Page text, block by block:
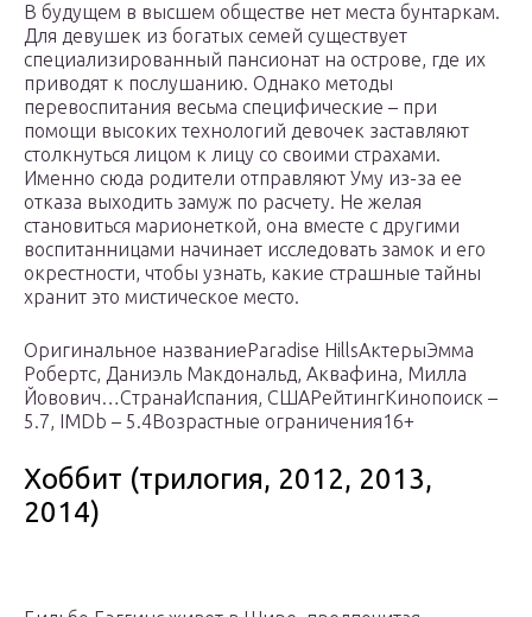
В будущем в высшем обществе нет места бунтаркам.
Для девушек из богатых семей существует
специализированный пансионат на острове, где их
приводят к послушанию. Однако методы
перевоспитания весьма специфические – при
помощи высоких технологий девочек заставляют
столкнуться лицом к лицу со своими страхами.
Именно сюда родители отправляют Уму из-за ее
отказа выходить замуж по расчету. Не желая
становиться марионеткой, она вместе с другими
воспитанницами начинает исследовать замок и его
окрестности, чтобы узнать, какие страшные тайны
хранит это мистическое место.
Оригинальное названиеParadise HillsАктерыЭмма
Робертс, Даниэль Макдональд, Аквафина, Милла
Йовович…СтранаИспания, СШАРейтингКинопоиск –
5.7, IMDb – 5.4Возрастные ограничения16+
Хоббит (трилогия, 2012, 2013,
2014)